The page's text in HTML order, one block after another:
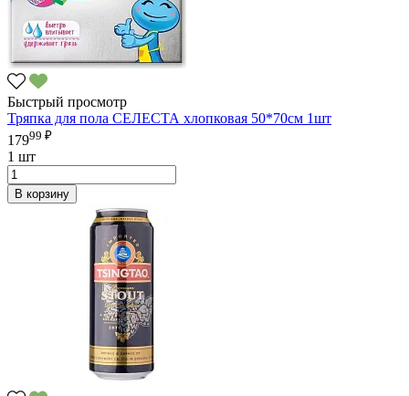
Быстрый просмотр
Тряпка для пола СЕЛЕСТА хлопковая 50*70см 1шт
17999 ₽
1 шт
В корзину